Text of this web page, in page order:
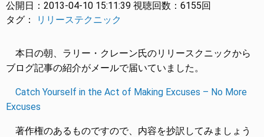
公開日： 2013-04-10 15:11:39 視聴回数： 6155回
タグ：
リリーステクニック
本日の朝、ラリー・クレーン氏のリリースクニックから
ブログ記事の紹介がメールで届いていました。
Catch Yourself in the Act of Making Excuses – No More
Excuses
著作権のあるものですので、内容を抄訳してみましょう